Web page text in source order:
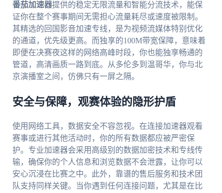
番茄加速器提供的稳定无限流量和智能分流技术，能保
证你在整个赛事期间无需担心流量耗尽或速度被限制。
其精选的回国影音加速专线，是为视频流媒体特别优化
的通道，优先级更高。而独享的100M带宽保障，意味着
即便在决赛夜这样的网络高峰时段，你也能独享畅通的
管道，高清画质一路到底。从多伦多到温哥华，你与北
京演播室之间，仿佛只有一屏之隔。
安全与保障，观赛体验的隐形护盾
使用网络工具，数据安全不容忽视。在连接加速器观看
赛事或进行其他活动时，你的所有数据都应被严密保
护。专业加速器会采用高级别的数据加密技术和专线传
输，确保你的个人信息和浏览数据不会泄露，让你可以
安心沉浸在比赛之中。此外，靠谱的售后服务和技术团
队支持同样关键。当你遇到任何连接问题，尤其是在比